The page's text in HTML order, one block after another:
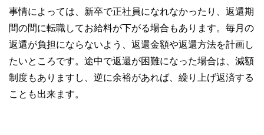
事情によっては、新卒で正社員になれなかったり、返還期
間の間に転職してお給料が下がる場合もあります。毎月の
返還が負担にならないよう、返還金額や返還方法を計画し
たいところです。途中で返還が困難になった場合は、減額
制度もありますし、逆に余裕があれば、繰り上げ返済する
ことも出来ます。